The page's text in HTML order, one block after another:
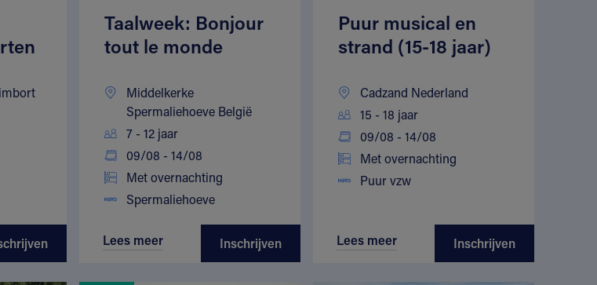
Taalweek: Bonjour
tout le monde
Middelkerke
Spermaliehoeve België
7 - 12 jaar
09/08 - 14/08
Met overnachting
Spermaliehoeve
Lees meer Inschrijven
Puur musical en
strand (15-18 jaar)
Cadzand Nederland
15 - 18 jaar
09/08 - 14/08
Met overnachting
Puur vzw
Lees meer Inschrijven